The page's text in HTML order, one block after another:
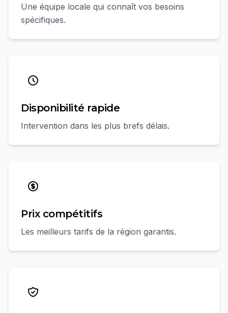
Une équipe locale qui connaît vos besoins
spécifiques.
Disponibilité rapide
Intervention dans les plus brefs délais.
Prix compétitifs
Les meilleurs tarifs de la région garantis.